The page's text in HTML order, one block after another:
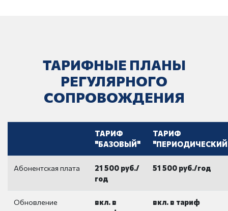
ТАРИФНЫЕ ПЛАНЫ
РЕГУЛЯРНОГО
СОПРОВОЖДЕНИЯ
ТАРИФ
"БАЗОВЫЙ"
ТАРИФ
Абонентская плата
21 500 руб./
год
51 500 руб./год
Обновление
вкл. в
вкл. в тариф